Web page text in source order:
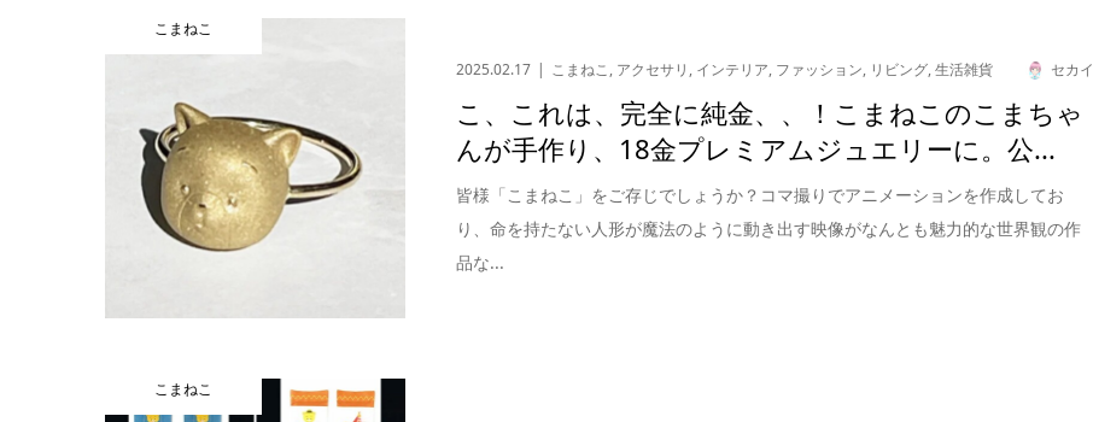
こまねこ
2025.02.17 こまねこ , アクセサリ , インテリア, ファッション, リビング,生活雑貨 セカイ
こ、これは、完全に純金、、！こまねこのこまちゃ
んが手作り、18金プレミアムジュエリーに。公...
皆様「こまねこ」をご存じでしょうか？コマ撮りでアニメーションを作成してお
り、命を持たない人形が魔法のように動き出す映像がなんとも魅力的な世界観の作
品な...
こまねこ